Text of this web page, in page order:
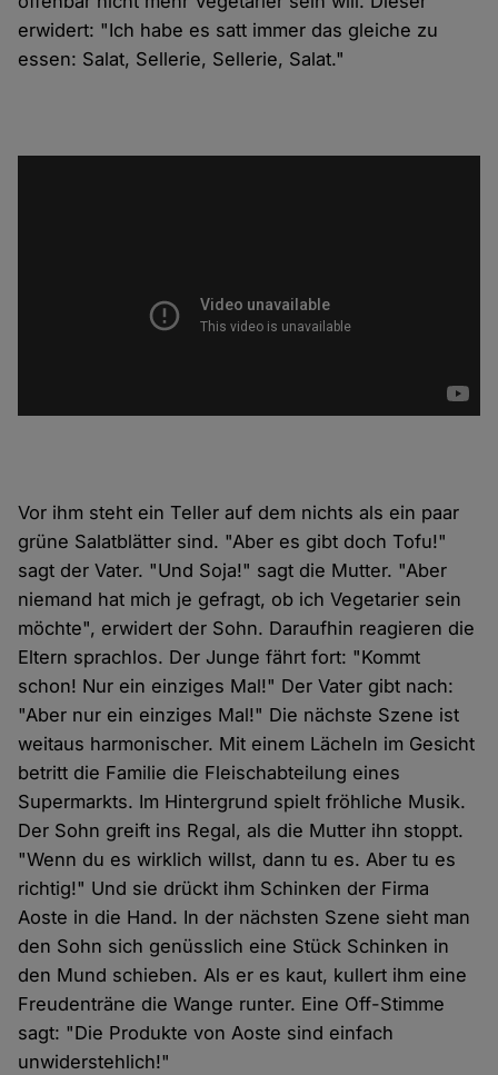
erwidert: "Ich habe es satt immer das gleiche zu
essen: Salat, Sellerie, Sellerie, Salat."
Vor ihm steht ein Teller auf dem nichts als ein paar
grüne Salatblätter sind. "Aber es gibt doch Tofu!"
sagt der Vater. "Und Soja!" sagt die Mutter. "Aber
niemand hat mich je gefragt, ob ich Vegetarier sein
möchte", erwidert der Sohn. Daraufhin reagieren die
Eltern sprachlos. Der Junge fährt fort: "Kommt
schon! Nur ein einziges Mal!" Der Vater gibt nach:
"Aber nur ein einziges Mal!" Die nächste Szene ist
weitaus harmonischer. Mit einem Lächeln im Gesicht
betritt die Familie die Fleischabteilung eines
Supermarkts. Im Hintergrund spielt fröhliche Musik.
Der Sohn greift ins Regal, als die Mutter ihn stoppt.
"Wenn du es wirklich willst, dann tu es. Aber tu es
richtig!" Und sie drückt ihm Schinken der Firma
Aoste in die Hand. In der nächsten Szene sieht man
den Sohn sich genüsslich eine Stück Schinken in
den Mund schieben. Als er es kaut, kullert ihm eine
Freudenträne die Wange runter. Eine Off-Stimme
sagt: "Die Produkte von Aoste sind einfach
unwiderstehlich!"